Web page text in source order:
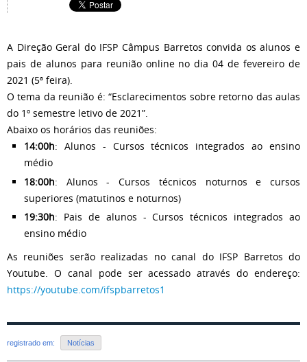
A Direção Geral do IFSP Câmpus Barretos convida os alunos e
pais de alunos para reunião online no dia 04 de fevereiro de
2021 (5ª feira).
O tema da reunião é: “Esclarecimentos sobre retorno das aulas
do 1º semestre letivo de 2021”.
Abaixo os horários das reuniões:
14:00h: Alunos - Cursos técnicos integrados ao ensino
médio
18:00h: Alunos - Cursos técnicos noturnos e cursos
superiores (matutinos e noturnos)
19:30h: Pais de alunos - Cursos técnicos integrados ao
ensino médio
As reuniões serão realizadas no canal do IFSP Barretos do
Youtube. O canal pode ser acessado através do endereço:
https://youtube.com/ifspbarretos1
registrado em: Notícias